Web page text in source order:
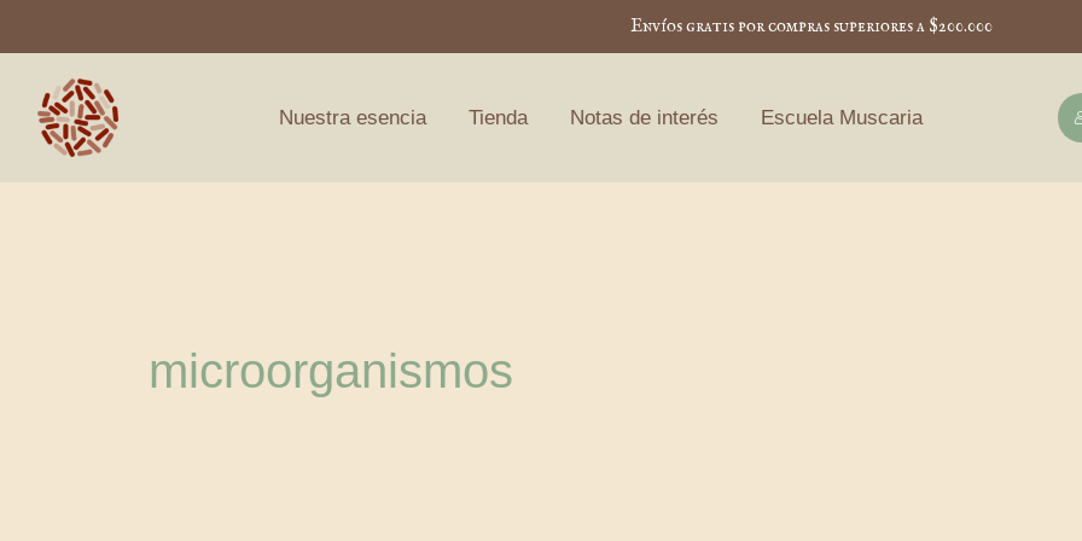
al
contenido
Envíos gratis por compras superiores a $200.000
Nuestra esencia Tienda Notas de interés Escuela Muscaria
microorganismos